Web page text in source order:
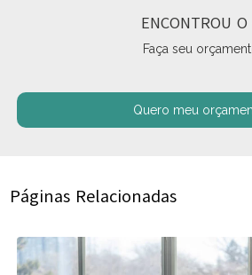
ENCONTROU
Faça seu
Quero meu
Páginas Relacionadas